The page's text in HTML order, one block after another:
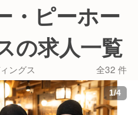
・ピーホー
の求人一覧
ングス 全32 件
1/4